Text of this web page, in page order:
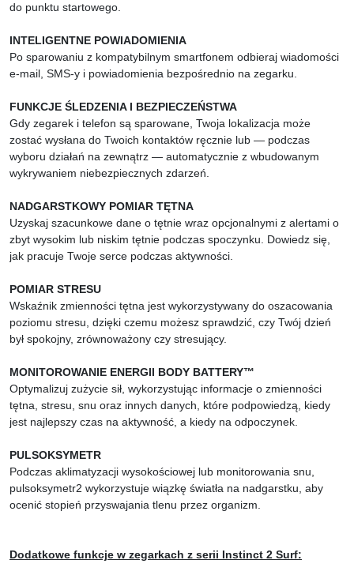
do punktu startowego.
INTELIGENTNE POWIADOMIENIA
Po sparowaniu z kompatybilnym smartfonem odbieraj wiadomości
e-mail, SMS-y i powiadomienia bezpośrednio na zegarku.
FUNKCJE ŚLEDZENIA I BEZPIECZEŃSTWA
Gdy zegarek i telefon są sparowane, Twoja lokalizacja może
zostać wysłana do Twoich kontaktów ręcznie lub — podczas
wyboru działań na zewnątrz — automatycznie z wbudowanym
wykrywaniem niebezpiecznych zdarzeń.
NADGARSTKOWY POMIAR TĘTNA
Uzyskaj szacunkowe dane o tętnie wraz opcjonalnymi z alertami o
zbyt wysokim lub niskim tętnie podczas spoczynku. Dowiedz się,
jak pracuje Twoje serce podczas aktywności.
POMIAR STRESU
Wskaźnik zmienności tętna jest wykorzystywany do oszacowania
poziomu stresu, dzięki czemu możesz sprawdzić, czy Twój dzień
był spokojny, zrównoważony czy stresujący.
MONITOROWANIE ENERGII BODY BATTERY™
Optymalizuj zużycie sił, wykorzystując informacje o zmienności
tętna, stresu, snu oraz innych danych, które podpowiedzą, kiedy
jest najlepszy czas na aktywność, a kiedy na odpoczynek.
PULSOKSYMETR
Podczas aklimatyzacji wysokościowej lub monitorowania snu,
pulsoksymetr2 wykorzystuje wiązkę światła na nadgarstku, aby
ocenić stopień przyswajania tlenu przez organizm.
Dodatkowe funkcje w zegarkach z serii Instinct 2 Surf: